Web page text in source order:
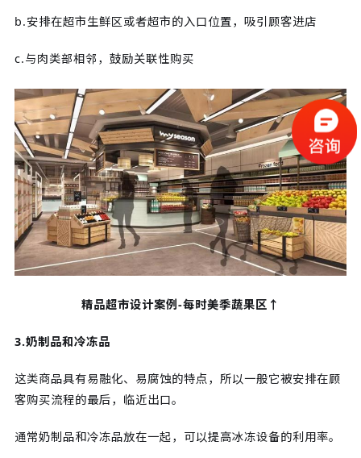
b.安排在超市生鲜区或者超市的入口位置，吸引顾客进店
c.与肉类部相邻，鼓励关联性购买
精品超市设计案例-每时美季蔬果区↑
3.奶制品和冷冻品
这类商品具有易融化、易腐蚀的特点，所以一般它被安排在顾
客购买流程的最后，临近出口。
通常奶制品和冷冻品放在一起，可以提高冰冻设备的利用率。